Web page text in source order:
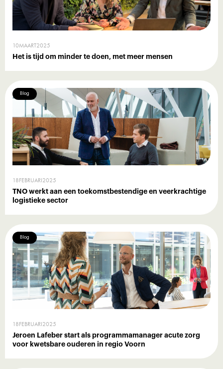
10MAART2025
Het is tijd om minder te doen, met meer mensen
Blog
18FEBRUARI2025
TNO werkt aan een toekomstbestendige en veerkrachtige
logistieke sector
Blog
18FEBRUARI2025
Jeroen Lafeber start als programmamanager acute zorg
voor kwetsbare ouderen in regio Voorn